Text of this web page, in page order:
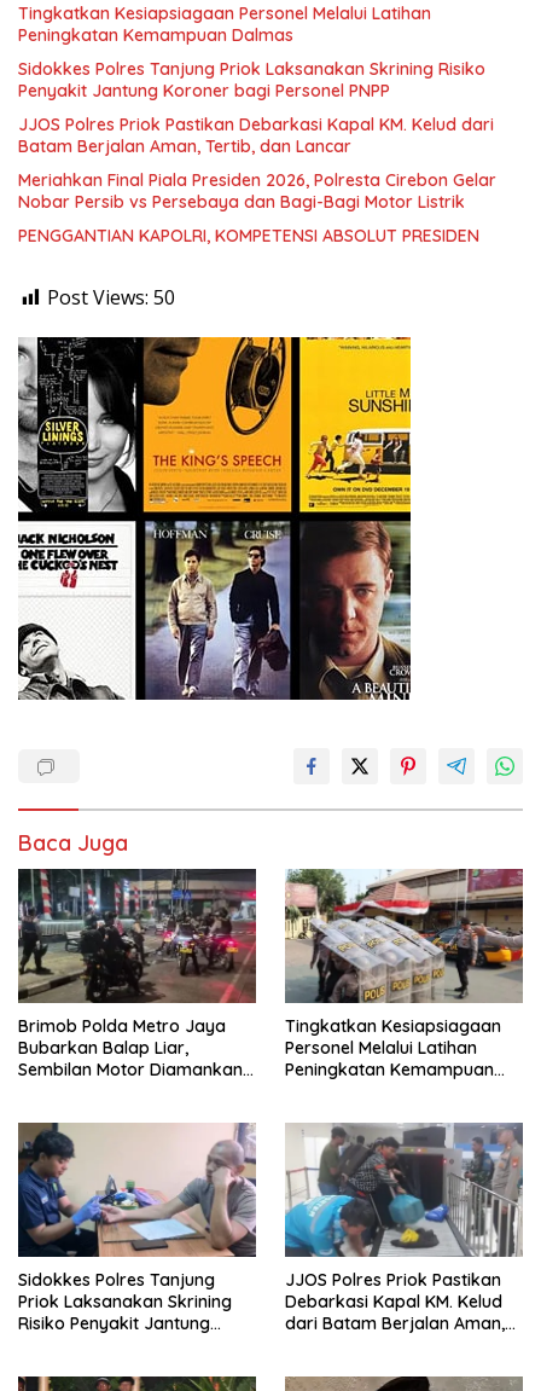
Tingkatkan Kesiapsiagaan Personel Melalui Latihan
Peningkatan Kemampuan Dalmas
Sidokkes Polres Tanjung Priok Laksanakan Skrining Risiko
Penyakit Jantung Koroner bagi Personel PNPP
JJOS Polres Priok Pastikan Debarkasi Kapal KM. Kelud dari
Batam Berjalan Aman, Tertib, dan Lancar
Meriahkan Final Piala Presiden 2026, Polresta Cirebon Gelar
Nobar Persib vs Persebaya dan Bagi-Bagi Motor Listrik
PENGGANTIAN KAPOLRI, KOMPETENSI ABSOLUT PRESIDEN
Post Views: 50
Baca Juga
Brimob Polda Metro Jaya
Bubarkan Balap Liar,
Sembilan Motor Diamankan
Tingkatkan Kesiapsiagaan
Personel Melalui Latihan
Peningkatan Kemampuan
Sidokkes Polres Tanjung
Priok Laksanakan Skrining
Risiko Penyakit Jantung
JJOS Polres Priok Pastikan
Debarkasi Kapal KM. Kelud
dari Batam Berjalan Aman,